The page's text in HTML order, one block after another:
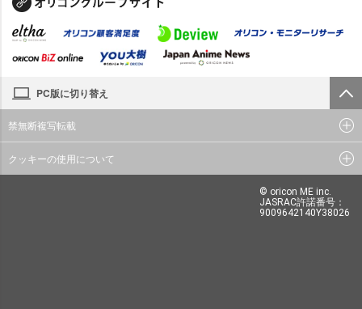
PC版に切り替え
禁無断複写転載
クッキーの使用について
© oricon ME inc.
JASRAC許諾番号：
9009642140Y38026